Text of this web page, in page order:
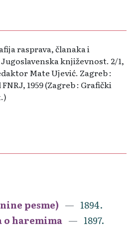
rasprava, članaka i
književnost. 2/1,
Mate Ujević. Zagreb :
1959 (Zagreb : Grafički
pesme)
1894.
o haremima
1897.